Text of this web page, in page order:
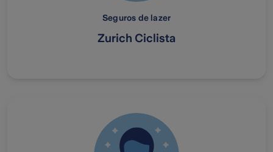
Seguros de lazer
Zurich Ciclista